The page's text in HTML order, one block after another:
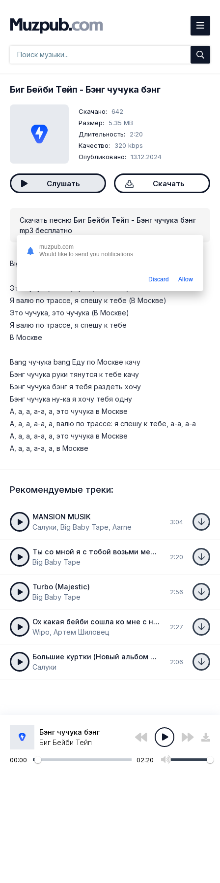
Биг Бейби Тейп - Бэнг чучука бэнг
Скачано:
642
Размер:
5.35 MB
Длительность:
2:20
Качество:
320 kbps
Опубликовано:
13.12.2024
Слушать Скачать
Скачать песню Биг Бейби Тейп - Бэнг чучука бэнг
mp3 бесплатно
Big Baby Tape & Kill Eva Chuchuka
Это чучука, это чучука (В Москве)
Я валю по трассе, я спешу к тебе (В Москве)
Это чучука, это чучука (В Москве)
Я валю по трассе, я спешу к тебе
В Москве
Bang чучука bang Еду по Москве качу
Бэнг чучука руки тянутся к тебе качу
Бэнг чучука бэнг я тебя раздеть хочу
Бэнг чучука ну-ка я хочу тебя одну
А, а, а, а-а, а, это чучука в Москве
А, а, а, а-а, а, валю по трассе: я спешу к тебе, а-а, а-а
А, а, а, а-а, а, это чучука в Москве
А, а, а, а-а, а, в Москве
Рекомендуемые треки:
MANSION MUSIK
Салуки, Big Baby Tape, Aarne
3:04
Ты со мной я с тобой возьми меня за руку
Big Baby Tape
2:20
Turbo (Majestic)
Big Baby Tape
2:56
Ох какая бейби сошла ко мне с небес
Wipo, Артем Шиловец
2:27
Большие куртки (Новый альбом 2024)
Салуки
2:06
Бэнг чучука бэнг
Биг Бейби Тейп
00:00 02:20
muzpub.com
Would like to send you notifications
Discard Allow